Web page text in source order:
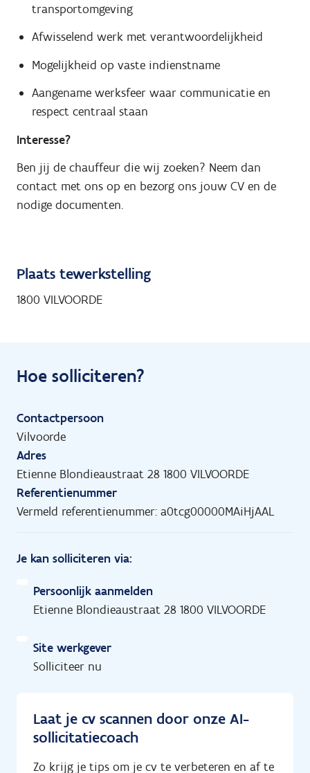
transportomgeving
Afwisselend werk met verantwoordelijkheid
Mogelijkheid op vaste indienstname
Aangename werksfeer waar communicatie en
respect centraal staan
Interesse?
Ben jij de chauffeur die wij zoeken? Neem dan
contact met ons op en bezorg ons jouw CV en de
nodige documenten.
Plaats tewerkstelling
1800 VILVOORDE
Hoe solliciteren?
Contactpersoon
Vilvoorde
Adres
Etienne Blondieaustraat 28 1800 VILVOORDE
Referentienummer
Vermeld referentienummer: a0tcg00000MAiHjAAL
Je kan solliciteren via:
Persoonlijk aanmelden
Etienne Blondieaustraat 28 1800 VILVOORDE
Site werkgever
Solliciteer nu
Laat je cv scannen door onze AI-
sollicitatiecoach
Zo krijg je tips om je cv te verbeteren en af te